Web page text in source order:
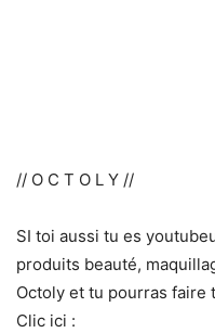
// O C T O L Y //
SI toi aussi tu es
produits beauté,
Octoly et tu pourras faire
Clic ici :